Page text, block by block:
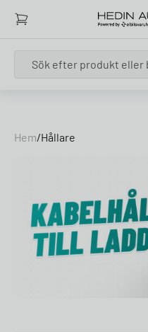
Hem/Hållare